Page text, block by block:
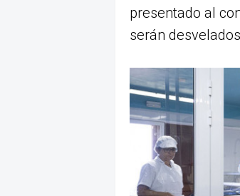
presentado al
serán